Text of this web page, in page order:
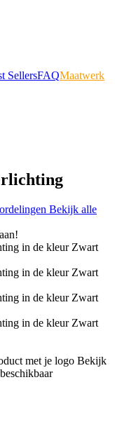
SellersFAQMaatwerk
Bekijk alle
met je logo Bekijk